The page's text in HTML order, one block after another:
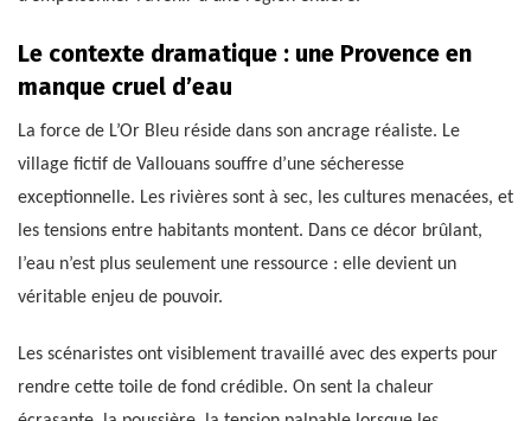
Le contexte dramatique : une Provence en
manque cruel d’eau
La force de L’Or Bleu réside dans son ancrage réaliste. Le
village fictif de Vallouans souffre d’une sécheresse
exceptionnelle. Les rivières sont à sec, les cultures menacées, et
les tensions entre habitants montent. Dans ce décor brûlant,
l’eau n’est plus seulement une ressource : elle devient un
véritable enjeu de pouvoir.
Les scénaristes ont visiblement travaillé avec des experts pour
rendre cette toile de fond crédible. On sent la chaleur